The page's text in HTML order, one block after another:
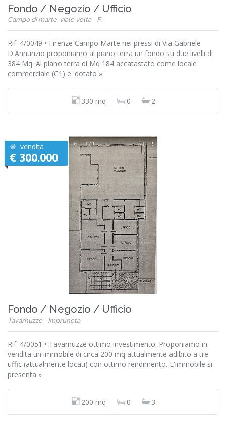
Fondo / Negozio / Ufficio
Campo di marte-viale volta - F.
Rif. 4/0049 • Firenze Campo Marte nei pressi di Via Gabriele
D'Annunzio proponiamo al piano terra un fondo su due livelli di
384 Mq. Al piano terra di Mq 184 accatastato come locale
commerciale (C1) e' dotato »
330 mq 0 2
vendita
€ 300.000
Fondo / Negozio / Ufficio
Tavarnuzze - Impruneta
Rif. 4/0051 • Tavarnuzze ottimo investimento. Proponiamo in
vendita un immobile di circa 200 mq attualmente adibito a tre
uffic (attualmente locati) con ottimo rendimento. L'immobile si
presenta »
200 mq 0 3